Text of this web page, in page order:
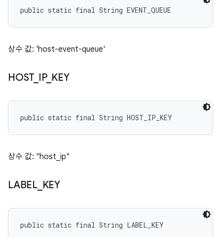
public static final String EVENT_QUEUE
상수 값: 'host-event-queue'
HOST_ IP_ KEY
public static final String HOST_IP_KEY
상수 값: "host_ip"
LABEL_ KEY
public static final String LABEL_KEY